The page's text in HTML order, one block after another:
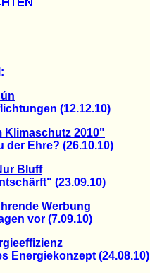
(12.12.10)
2010"
Ehre? (26.10.10)
Bluff
(23.09.10)
Werbung
vor (7.09.10)
(24.08.10)